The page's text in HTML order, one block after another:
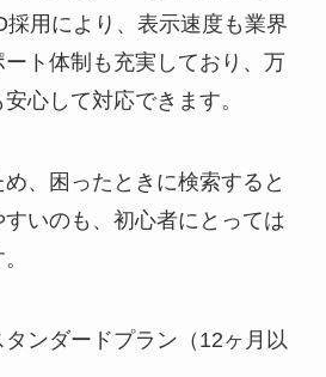
採用により、表示速度も業界
ート体制も充実しており、万
心して対応できます。
、困ったときに検索すると
いのも、初心者にとっては
タンダードプラン（12ヶ月以